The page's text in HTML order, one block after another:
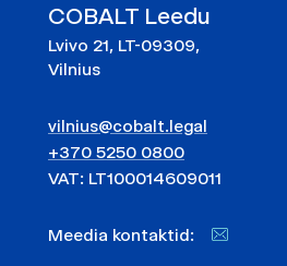
COBALT Leedu
Lvivo 21, LT-09309,
Vilnius
vilnius@cobalt.legal
+370 5250 0800
VAT: LT100014609011
Meedia kontaktid: